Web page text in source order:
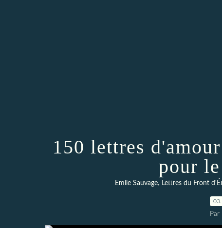
150 lettres
pour
Emile Sauvage, Lettres du Front